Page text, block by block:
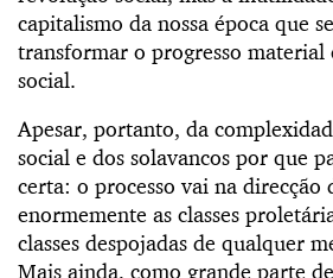
capitalismo da nossa época que
transformar o progresso material
social.
Apesar, portanto, da
social e dos solavancos por que
certa: o processo vai na direcção
enormemente as classes
classes despojadas de qualquer
Mais ainda, como grande parte